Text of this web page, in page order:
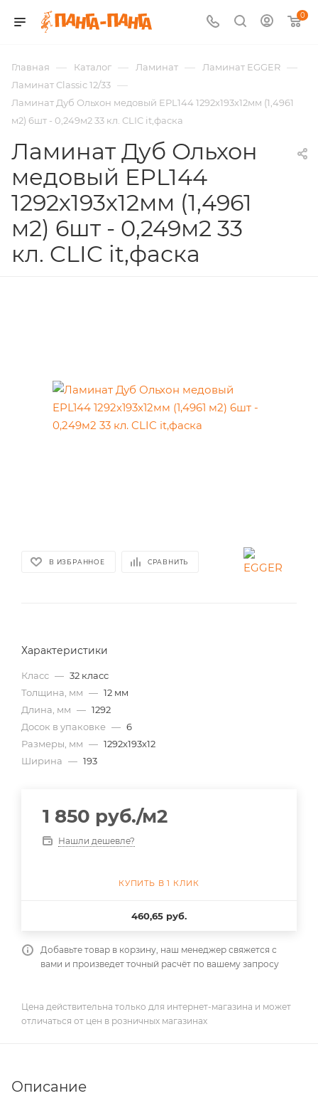
0
Главная — Каталог — Ламинат — Ламинат EGGER —
Ламинат Classic 12/33 —
Ламинат Дуб Ольхон медовый EPL144 1292х193х12мм (1,4961
м2) 6шт - 0,249м2 33 кл. CLIC it,фаска
Ламинат Дуб Ольхон
медовый EPL144
1292х193х12мм (1,4961
м2) 6шт - 0,249м2 33
кл. CLIC it,фаска
В ИЗБРАННОЕ СРАВНИТЬ
Характеристики
Класс — 32 класс
Толщина, мм — 12 мм
Длина, мм — 1292
Досок в упаковке — 6
Размеры, мм — 1292x193x12
Ширина — 193
1 850 руб./м2
Нашли дешевле?
КУПИТЬ В 1 КЛИК
460,65 руб.
Добавьте товар в корзину, наш менеджер свяжется с
вами и произведет точный расчёт по вашему запросу
Цена действительна только для интернет-магазина и может
отличаться от цен в розничных магазинах
Описание